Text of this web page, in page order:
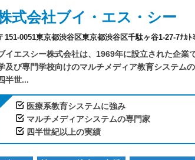
式会社ブイ・エス・シー
151-0051東京都渋谷区東京都渋谷区千駄ヶ谷1-27-7ﾅｶﾄ
イエスシー株式会社は、1969年に設立された企業
及び専門学校向けのマルチメディア教育システム
半世...
医療系教育システムに強み
マルチメディアシステムの専門家
四半世紀以上の実績